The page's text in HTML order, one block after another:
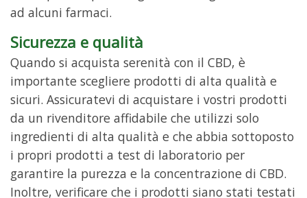
ad alcuni farmaci.
Sicurezza e qualità
Quando si acquista serenità con il CBD, è
importante scegliere prodotti di alta qualità e
sicuri. Assicuratevi di acquistare i vostri prodotti
da un rivenditore affidabile che utilizzi solo
ingredienti di alta qualità e che abbia sottoposto
i propri prodotti a test di laboratorio per
garantire la purezza e la concentrazione di CBD.
Inoltre, verificare che i prodotti siano stati testati